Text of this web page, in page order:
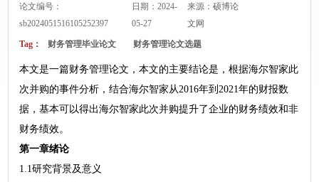
论文编号：
sb2024051516105252397
日期：2024-
05-27
来源：硕博论
文网
Tag： 财务管理毕业论文 财务管理论文选题
本文是一篇财务管理论文，本文的主要结论是，根据海尔智家此
次并购的事件分析，结合海尔智家从2016年到2021年的财报数
据，基本可以得出海尔智家此次并购提升了企业的财务绩效和非
财务绩效。
第一章绪论
1.1研究背景及意义